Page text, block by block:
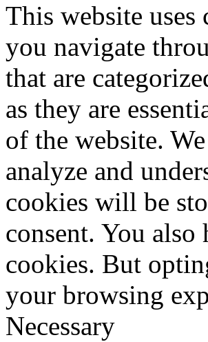
This website
you navigate
that are
as they are
of the website.
analyze and
cookies will be
consent. You
cookies. But
your browsing
Necessary